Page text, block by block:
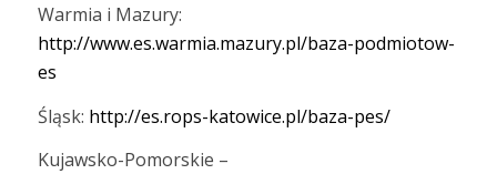
Warmia i Mazury:
http://www.es.warmia.mazury.pl/baza-podmiotow-
es
Śląsk: http://es.rops-katowice.pl/baza-pes/
Kujawsko-Pomorskie –